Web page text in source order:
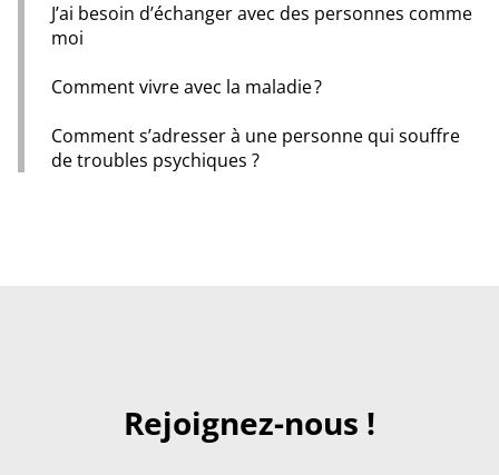
J’ai besoin d’échanger avec des personnes comme
moi
Comment vivre avec la maladie ?
Comment s’adresser à une personne qui souffre
de troubles psychiques ?
Rejoignez-nous !